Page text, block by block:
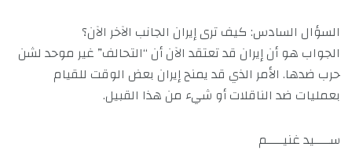
السؤال السادس: كيف ترى إيران الجانب الآخر الآن؟
الجواب هو أن إيران قد تعتقد الآن أن “التحالف” غير موحد لشن
حرب ضدها. الأمر الذي قد يمنح إيران بعض الوقت للقيام
بعمليات ضد الناقلات أو شيء من هذا القبيل.
ســــيد غنيــــم